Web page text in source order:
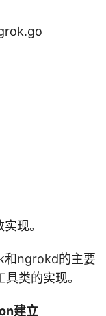
现。
和ngrokd的主要
类的实现。
建立